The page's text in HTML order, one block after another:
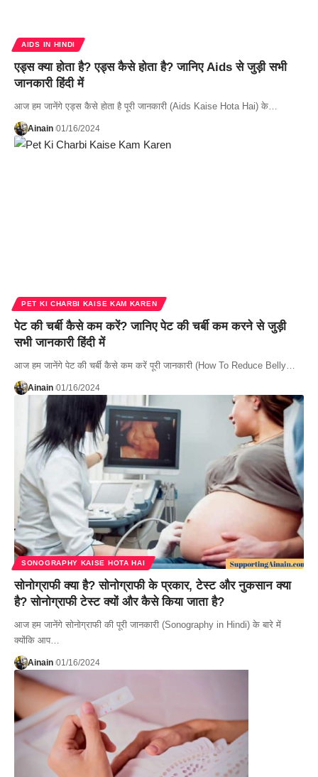
AIDS IN HINDI
एड्स क्या होता है? एड्स कैसे होता है? जानिए Aids से जुड़ी सभी
जानकारी हिंदी में
आज हम जानेंगे एड्स कैसे होता है पूरी जानकारी (Aids Kaise Hota Hai) के…
Ainain 01/16/2024
PET KI CHARBI KAISE KAM KAREN
पेट की चर्बी कैसे कम करें? जानिए पेट की चर्बी कम करने से जुड़ी
सभी जानकारी हिंदी में
आज हम जानेंगे पेट की चर्बी कैसे कम करें पूरी जानकारी (How To Reduce Belly…
Ainain 01/16/2024
SONOGRAPHY KAISE HOTA HAI
सोनोग्राफी क्या है? सोनोग्राफी के प्रकार, टेस्ट और नुकसान क्या
है? सोनोग्राफी टेस्ट क्यों और कैसे किया जाता है?
आज हम जानेंगे सोनोग्राफी की पूरी जानकारी (Sonography in Hindi) के बारे में
क्योंकि आप…
Ainain 01/16/2024